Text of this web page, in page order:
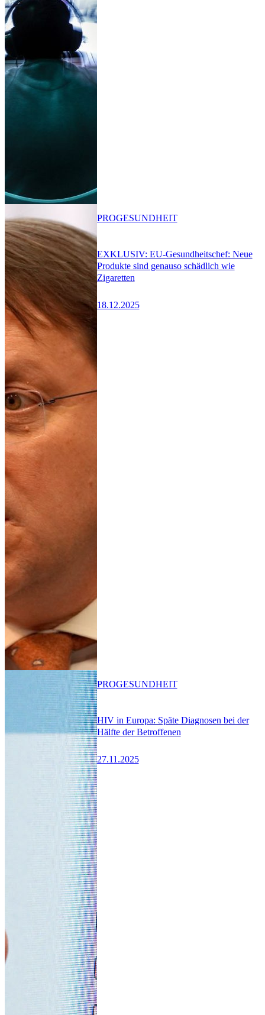
EXKLUSIV: EU-Gesundheitschef: Neue
Produkte sind genauso schädlich wie
Zigaretten
18.12.2025
PROGESUNDHEIT
HIV in Europa: Späte Diagnosen bei der
Hälfte der Betroffenen
27.11.2025
PROGESUNDHEIT